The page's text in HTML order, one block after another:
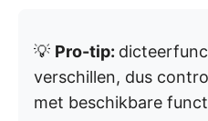
💡 Pro-tip:
verschillen, dus
met beschikbare